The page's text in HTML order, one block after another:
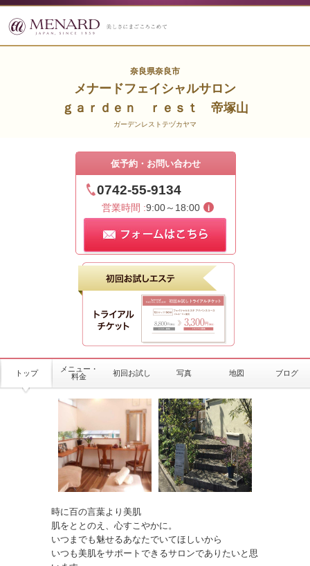
奈良県奈良市
メナードフェイシャルサロン
ｇａｒｄｅｎ ｒｅｓｔ 帝塚山
ガーデンレストテヅカヤマ
仮予約・お問い合わせ
0742-55-9134
営業時間 :9:00～18:00
トップ
メニュー・
料金
初回お試し 写真 地図 ブログ
時に百の言葉より美肌
肌をととのえ、心すこやかに。
いつまでも魅せるあなたでいてほしいから
いつも美肌をサポートできるサロンでありたいと思